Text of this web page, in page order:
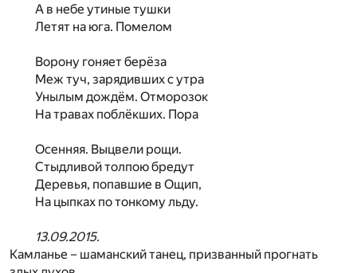
А в небе утиные тушки
Летят на юга. Помелом
Ворону гоняет берёза
Меж туч, зарядивших с утра
Унылым дождём. Отморозок
На травах поблёкших. Пора
Осенняя. Выцвели рощи.
Стыдливой толпою бредут
Деревья, попавшие в Ощип,
На цыпках по тонкому льду.
13.09.2015.
Камланье – шаманский танец, призванный прогнать